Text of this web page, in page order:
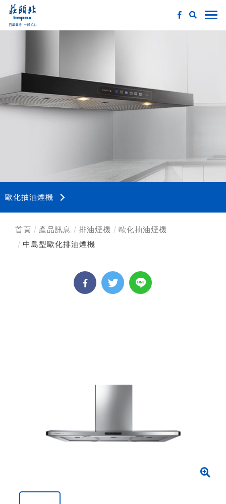
歐化抽油煙機
首頁 產品訊息 排油煙機
歐化抽油煙機
中島型歐化排油煙機